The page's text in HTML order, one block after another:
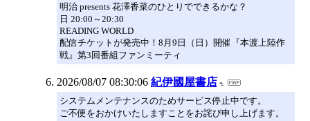
明治 presents 花澤香菜のひとりでできるかな？
日 20:00～20:30
READING WORLD
配信チケットが発売中！8月9日（日）開催『本渡上陸作
戦』第3回番組ファンミーティ
2026/08/07 08:30:06 紀伊國屋書店
システムメンテナンスのためサービス停止中です。
ご不便をおかけいたしますことをお詫び申し上げます。